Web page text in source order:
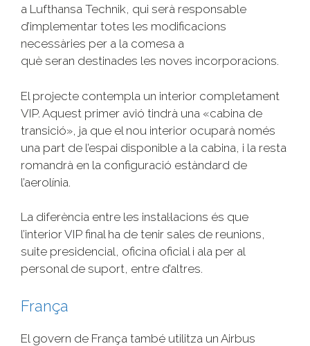
a Lufthansa Technik, qui serà responsable
d’implementar totes les modificacions
necessàries per a la comesa a
què seran destinades les noves incorporacions.
El projecte contempla un interior completament
VIP. Aquest primer avió tindrà una «cabina de
transició», ja que el nou interior ocuparà només
una part de l’espai disponible a la cabina, i la resta
romandrà en la configuració estàndard de
l’aerolínia.
La diferència entre les instal·lacions és que
l’interior VIP final ha de tenir sales de reunions,
suite presidencial, oficina oficial i ala per al
personal de suport, entre d’altres.
França
El govern de França també utilitza un Airbus